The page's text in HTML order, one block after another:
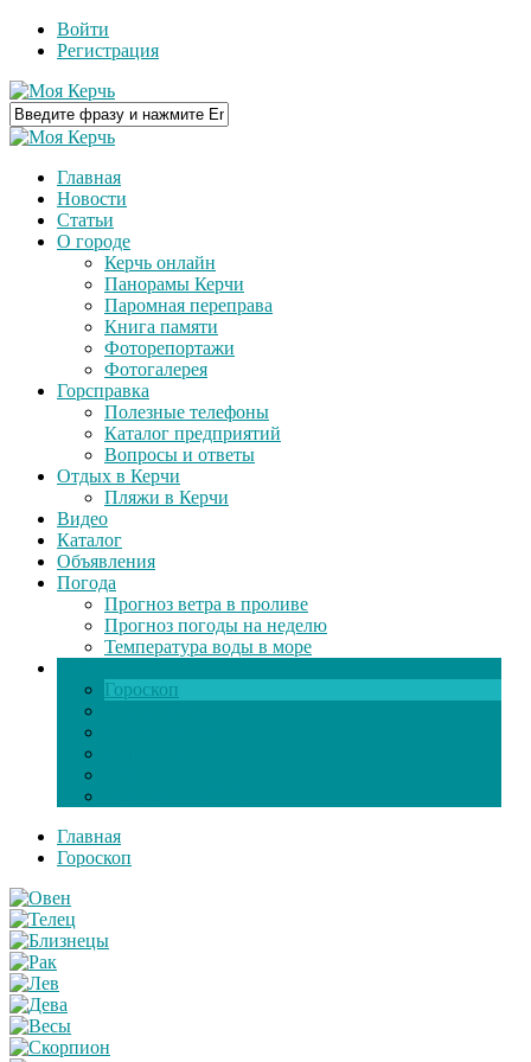
Войти
Регистрация
Главная
Новости
Статьи
О городе
Керчь онлайн
Панорамы Керчи
Паромная переправа
Книга памяти
Фоторепортажи
Фотогалерея
Горсправка
Полезные телефоны
Каталог предприятий
Вопросы и ответы
Отдых в Керчи
Пляжи в Керчи
Видео
Каталог
Объявления
Погода
Прогноз ветра в проливе
Прогноз погоды на неделю
Температура воды в море
Гороскоп
Главная
Гороскоп